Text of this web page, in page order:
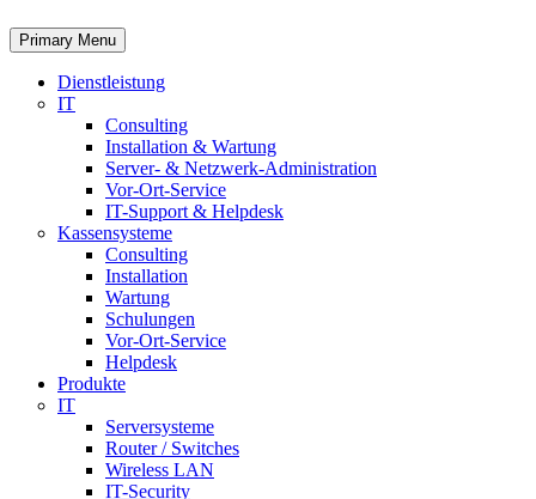
Primary Menu
Dienstleistung
IT
Consulting
Installation & Wartung
Server- & Netzwerk-Administration
Vor-Ort-Service
IT-Support & Helpdesk
Kassensysteme
Consulting
Installation
Wartung
Schulungen
Vor-Ort-Service
Helpdesk
Produkte
IT
Serversysteme
Router / Switches
Wireless LAN
IT-Security